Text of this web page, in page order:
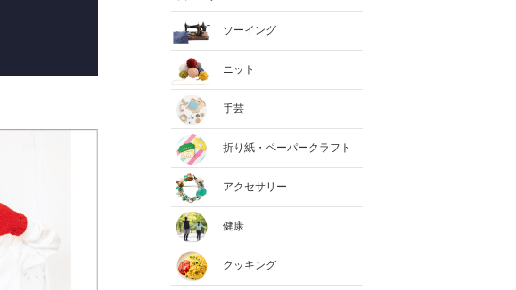
ソーイング
ニット
手芸
折り紙・ペーパークラフト
アクセサリー
健康
クッキング